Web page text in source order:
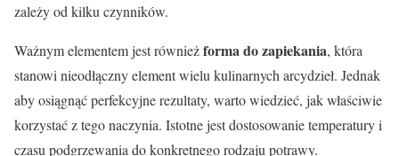
zależy od kilku czynników.
Ważnym elementem jest równieżforma do zapiekania, która
stanowi nieodłączny element wielu kulinarnych arcydzieł. Jednak
aby osiągnąć perfekcyjne rezultaty, warto wiedzieć, jak właściwie
korzystać z tego naczynia. Istotne jest dostosowanie temperatury i
czasu podgrzewania do konkretnego rodzaju potrawy.